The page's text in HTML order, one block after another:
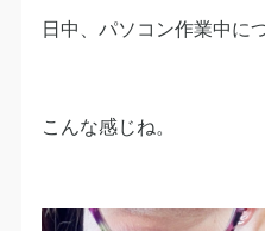
日中、パソコン作業中に
こんな感じね。